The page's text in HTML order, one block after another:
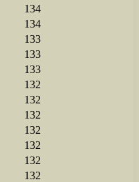
134
134
133
133
133
132
132
132
132
132
132
132